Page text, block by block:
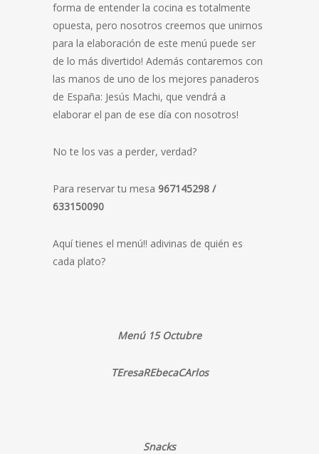
forma de entender la cocina es totalmente
opuesta, pero nosotros creemos que unirnos
para la elaboración de este menú puede ser
de lo más divertido! Además contaremos con
las manos de uno de los mejores panaderos
de España: Jesús Machi, que vendrá a
elaborar el pan de ese día con nosotros!
No te los vas a perder, verdad?
Para reservar tu mesa 967145298 /
633150090
Aquí tienes el menú!! adivinas de quién es
cada plato?
Menú 15 Octubre
TEresaREbecaCArlos
Snacks